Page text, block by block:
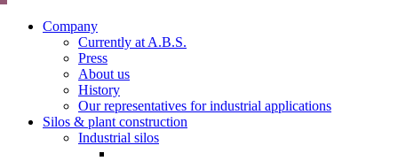
Company
Currently at A.B.S.
Press
About us
History
Our representatives for industrial applications
Silos & plant construction
Industrial silos